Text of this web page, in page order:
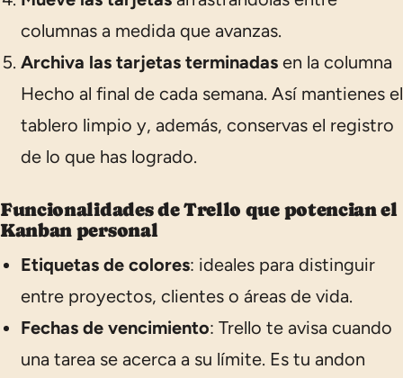
columnas a medida que avanzas.
Archiva las tarjetas terminadasen la columna
Hecho al final de cada semana. Así mantienes el
tablero limpio y, además, conservas el registro
de lo que has logrado.
Funcionalidades de Trello que potencian el
Kanban personal
Etiquetas de colores: ideales para distinguir
entre proyectos, clientes o áreas de vida.
Fechas de vencimiento: Trello te avisa cuando
una tarea se acerca a su límite. Es tu andon